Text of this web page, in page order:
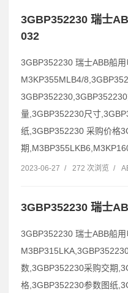
3GBP352230 瑞士
032
3GBP352230 瑞士ABB船用
M3KP355MLB4/
量,3GBP352230尺寸
纸,3GBP352230 采购价格
期
2023-06-27 / 272 次浏览 /
3GBP352230 瑞士
3GBP352230 瑞士ABB船用
数,3GBP352230采购交期
格,3GBP352230参数图纸